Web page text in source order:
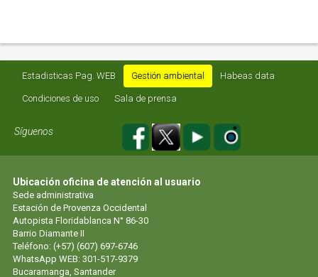
Estadisticas Pag. WEB Gestión ambiental Habeas data
Condiciones de uso Sala de prensa
Síguenos
Ubicación oficina de atención al usuario
Sede administrativa
Estación de Provenza Occidental
Autopista Floridablanca N° 86-30
Barrio Diamante II
Teléfono: (+57) (607) 697-6746
WhatsApp WEB: 301-517-9379
Bucaramanga, Santander